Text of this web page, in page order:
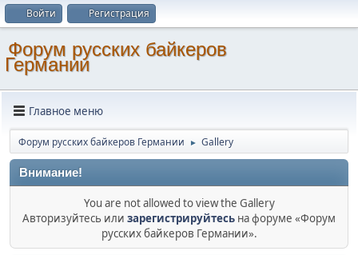
Войти Регистрация
Форум русских байкеров
Германии
Главное меню
Форум русских байкеров Германии ► Gallery
Внимание!
You are not allowed to view the Gallery
Авторизуйтесь или зарегистрируйтесь на форуме «Форум
русских байкеров Германии».